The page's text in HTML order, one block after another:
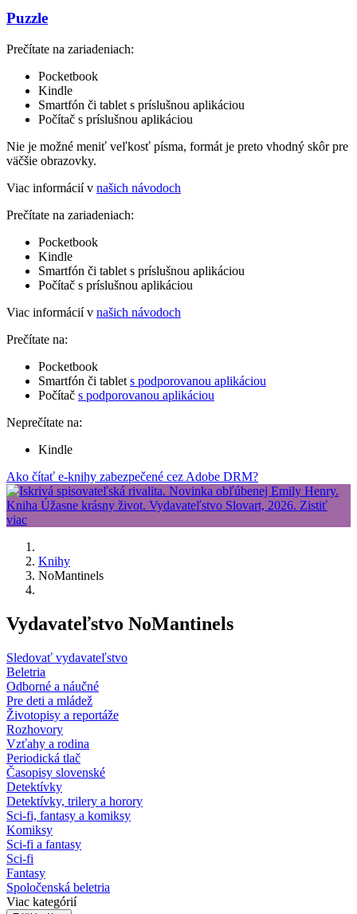
Puzzle
Prečítate na zariadeniach:
Pocketbook
Kindle
Smartfón či tablet s príslušnou aplikáciou
Počítač s príslušnou aplikáciou
Nie je možné meniť veľkosť písma, formát je preto vhodný skôr pre
väčšie obrazovky.
Viac informácií v našich návodoch
Prečítate na zariadeniach:
Pocketbook
Kindle
Smartfón či tablet s príslušnou aplikáciou
Počítač s príslušnou aplikáciou
Viac informácií v našich návodoch
Prečítate na:
Pocketbook
Smartfón či tablet s podporovanou aplikáciou
Počítač s podporovanou aplikáciou
Neprečítate na:
Kindle
Ako čítať e-knihy zabezpečené cez Adobe DRM?
Knihy
NoMantinels
Vydavateľstvo NoMantinels
Sledovať vydavateľstvo
Beletria
Odborné a náučné
Pre deti a mládež
Životopisy a reportáže
Rozhovory
Vzťahy a rodina
Periodická tlač
Časopisy slovenské
Detektívky
Detektívky, trilery a horory
Sci-fi, fantasy a komiksy
Komiksy
Sci-fi a fantasy
Sci-fi
Fantasy
Spoločenská beletria
Viac kategórií